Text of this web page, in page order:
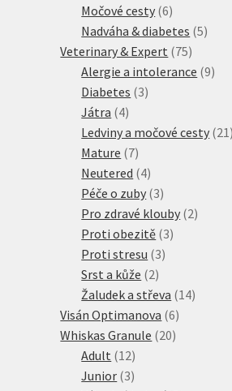
produkty
Močové cesty 66
produktů
Nadváha & diabetes 55
Veterinary & Expert 7575
produktů
Alergie a intolerance 99
Diabetes 33
Játra 44
produkty
Ledviny a močové cesty 21
Mature 77
produktů
Neutered 44
produkty
Péče o zuby 33
produkty
Pro zdravé klouby 22
Proti obezitě 33
Proti stresu 33
Srst a kůže 22
produkty
Žaludek a střeva 1414
Visán Optimanova 66
produktů
Whiskas Granule 2020
Adult 1212
produktů
Junior 33